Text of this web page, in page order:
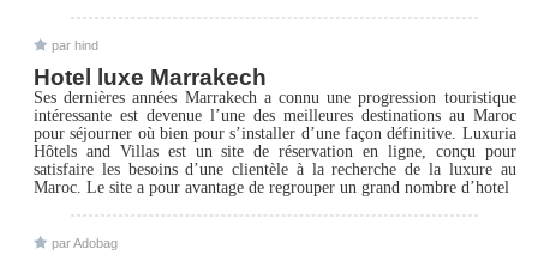
par hind
Hotel luxe Marrakech
Ses dernières années Marrakech a connu une progression touristique
intéressante est devenue l’une des meilleures destinations au Maroc
pour séjourner où bien pour s’installer d’une façon définitive. Luxuria
Hôtels and Villas est un site de réservation en ligne, conçu pour
satisfaire les besoins d’une clientèle à la recherche de la luxure au
Maroc. Le site a pour avantage de regrouper un grand nombre d’hotel
par Adobag